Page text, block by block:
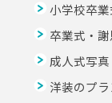
小学校卒
卒業式・謝
成人式写真
洋装のプラ